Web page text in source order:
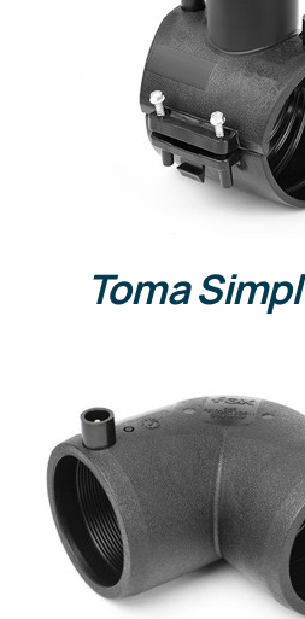
DETALLES
Toma
DETALLES